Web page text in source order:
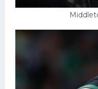
Конькобежный спорт